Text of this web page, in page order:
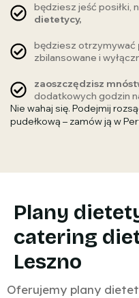
będziesz jeść posiłki,
dietetycy,
będziesz otrzymywać
zbilansowane i
zaoszczędzisz
dodatkowych godzin
Nie wahaj się. Podejmij
pudełkową – zamów ją w
Plany
catering
Leszno
Oferujemy plany